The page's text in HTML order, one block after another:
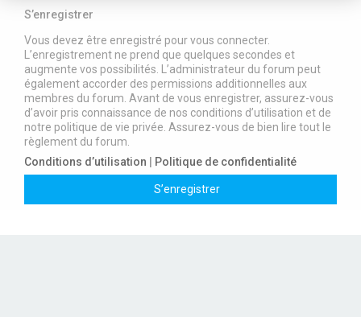
S’enregistrer
Vous devez être enregistré pour vous connecter.
L’enregistrement ne prend que quelques secondes et
augmente vos possibilités. L’administrateur du forum peut
également accorder des permissions additionnelles aux
membres du forum. Avant de vous enregistrer, assurez-vous
d’avoir pris connaissance de nos conditions d’utilisation et de
notre politique de vie privée. Assurez-vous de bien lire tout le
règlement du forum.
Conditions d’utilisation | Politique de confidentialité
S’enregistrer